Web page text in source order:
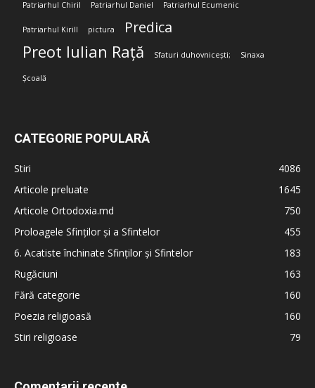
Patriarhul Chiril Patriarhul Daniel Patriarhul Ecumenic
Patriarhul Kirill pictura Predica
Preot Iulian Rață Sfaturi duhovnicești; Sinaxa
Școală
CATEGORIE POPULARĂ
Stiri
4086
Articole preluate
1645
Articole Ortodoxia.md
750
Proloagele Sfinților și a Sfintelor
455
6. Acatiste închinate Sfinților și Sfintelor
183
Rugăciuni
163
Fără categorie
160
Poezia religioasă
160
Stiri religioase
79